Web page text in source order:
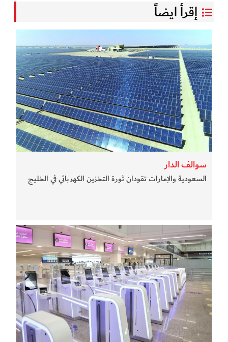
إقرأ ايضاً
سوالف الدار
السعودية والإمارات تقودان ثورة التخزين الكهربائي في الخليج